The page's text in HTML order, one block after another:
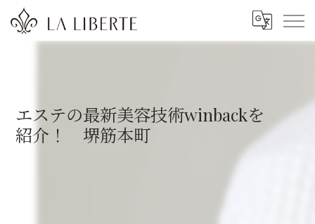
エステの最新美容技術winbackを
紹介！ 堺筋本町